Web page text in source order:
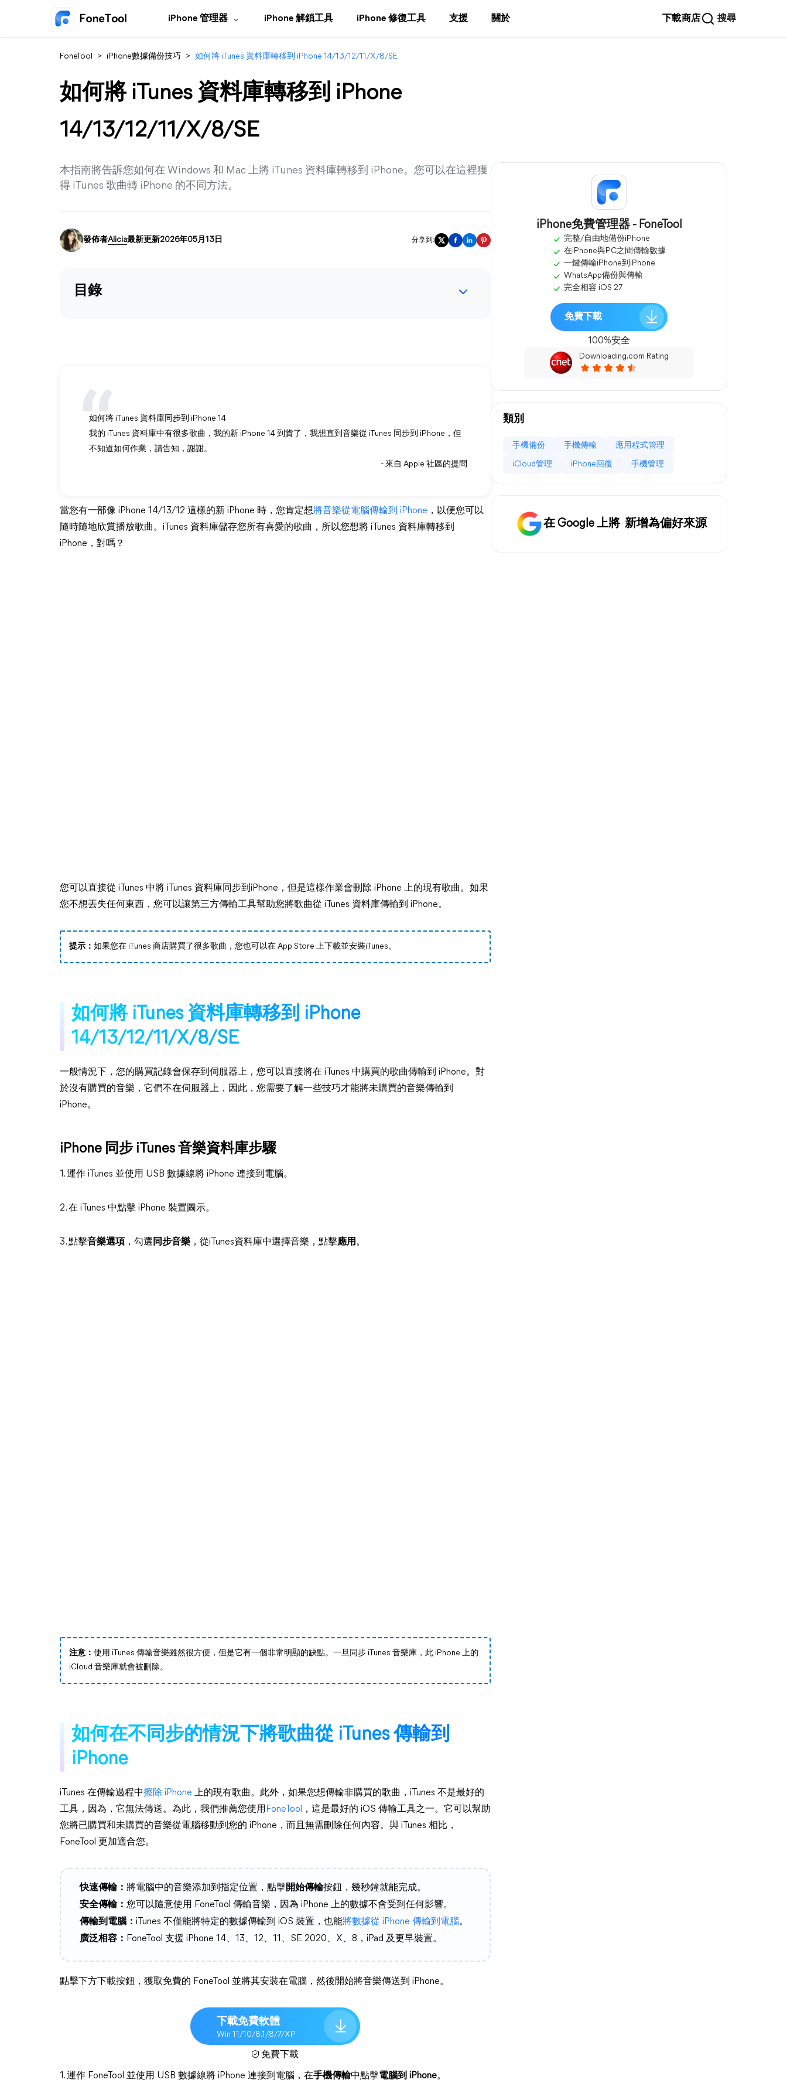
iPhone 管理器 iPhone 解鎖工具 iPhone 修復工具 支援 關於 下載商店 搜尋
FoneTool > iPhone數據備份技巧 > 如何將 iTunes 資料庫轉移到 iPhone 14/13/12/11/X/8/SE
如何將 iTunes 資料庫轉移到 iPhone
14/13/12/11/X/8/SE
本指南將告訴您如何在 Windows 和 Mac 上將 iTunes 資料庫轉移到 iPhone。您可以在這裡獲
得 iTunes 歌曲轉 iPhone 的不同方法。
發佈者Alicia最新更新2026年05月13日 分享到:
目錄
如何將 iTunes 資料庫同步到 iPhone 14
我的 iTunes 資料庫中有很多歌曲，我的新 iPhone 14 到貨了，我想直到音樂從 iTunes 同步到 iPhone，但
不知道如何作業，請告知，謝謝。
- 來自 Apple 社區的提問
當您有一部像 iPhone 14/13/12 這樣的新 iPhone 時，您肯定想將音樂從電腦傳輸到 iPhone ，以便您可以
隨時隨地欣賞播放歌曲。iTunes 資料庫儲存您所有喜愛的歌曲，所以您想將 iTunes 資料庫轉移到
iPhone，對嗎？
您可以直接從 iTunes 中將 iTunes 資料庫同步到iPhone，但是這樣作業會刪除 iPhone 上的現有歌曲。如果
您不想丟失任何東西，您可以讓第三方傳輸工具幫助您將歌曲從 iTunes 資料庫傳輸到 iPhone。
提示： 如果您在 iTunes 商店購買了很多歌曲，您也可以在 App Store 上下載並安裝iTunes。
如何將 iTunes 資料庫轉移到 iPhone
14/13/12/11/X/8/SE
一般情況下，您的購買記錄會保存到伺服器上，您可以直接將在 iTunes 中購買的歌曲傳輸到 iPhone。對
於沒有購買的音樂，它們不在伺服器上，因此，您需要了解一些技巧才能將未購買的音樂傳輸到
iPhone。
iPhone 同步 iTunes 音樂資料庫步驟
1. 運作 iTunes 並使用 USB 數據線將 iPhone 連接到電腦。
2. 在 iTunes 中點擊 iPhone 裝置圖示。
3. 點擊音樂選項 ，勾選 同步音樂 ，從iTunes資料庫中選擇音樂，點擊應用 。
注意： 使用 iTunes 傳輸音樂雖然很方便，但是它有一個非常明顯的缺點。一旦同步 iTunes 音樂庫，此 iPhone 上的
iCloud 音樂庫就會被刪除。
如何在不同步的情況下將歌曲從 iTunes 傳輸到
iPhone
iTunes 在傳輸過程中擦除 iPhone 上的現有歌曲。此外，如果您想傳輸非購買的歌曲，iTunes 不是最好的
工具，因為，它無法傳送。為此，我們推薦您使用 FoneTool
，這是最好的 iOS 傳輸工具之一。它可以幫助
您將已購買和未購買的音樂從電腦移動到您的 iPhone，而且無需刪除任何內容。與 iTunes 相比，
FoneTool 更加適合您。
快速傳輸： 將電腦中的音樂添加到指定位置，點擊開始傳輸按鈕，幾秒鐘就能完成。
安全傳輸： 您可以隨意使用 FoneTool 傳輸音樂，因為 iPhone 上的數據不會受到任何影響。
傳輸到電腦： iTunes 不僅能將特定的數據傳輸到 iOS 裝置，也能將數據從 iPhone 傳輸到電腦。
廣泛相容： FoneTool 支援 iPhone 14、13、12、11、SE 2020、X、8，iPad 及更早裝置。
點擊下方下載按鈕，獲取免費的 FoneTool 並將其安裝在電腦，然後開始將音樂傳送到 iPhone。
下載免費軟體
Win 11/10/8.1/8/7/XP
免費下載
1. 運作 FoneTool 並使用 USB 數據線將 iPhone 連接到電腦，在手機傳輸中點擊電腦到 iPhone。
iPhone免費管理器 - FoneTool
完整/自由地備份iPhone
在iPhone與PC之間傳輸數據
一鍵傳輸iPhone到iPhone
WhatsApp備份與傳輸
完全相容 iOS 27
免費下載
100%安全
Downloading.com Rating
類別
手機備份 手機傳輸 應用程式管理
iCloud管理 iPhone回復 手機管理
在 Google 上將 新增為偏好來源